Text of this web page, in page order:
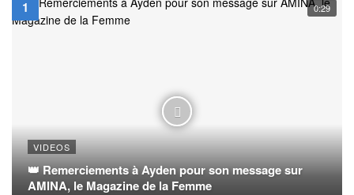
0:29
VIDEOS
👑 Remerciements à Ayden pour son message sur
AMINA, le Magazine de la Femme